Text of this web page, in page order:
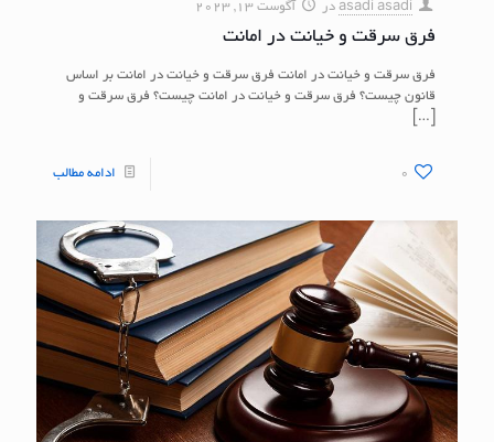
asadi asadi در آگوست 13, 2023
فرق سرقت و خیانت در امانت
فرق سرقت و خیانت در امانت فرق سرقت و خیانت در امانت بر اساس
قانون چیست؟ فرق سرقت و خیانت در امانت چیست؟ فرق سرقت و
[…]
0 ادامه مطالب